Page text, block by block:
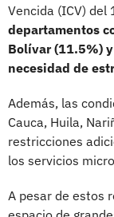
Vencida (ICV)
departamentos
Bolívar (11.5%)
necesidad de
Además, las
Cauca, Huila,
restricciones
los servicios
A pesar de estos